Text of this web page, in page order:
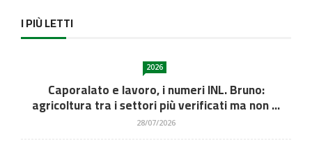
I PIÙ LETTI
2026
Caporalato e lavoro, i numeri INL. Bruno:
agricoltura tra i settori più verificati ma non ...
28/07/2026